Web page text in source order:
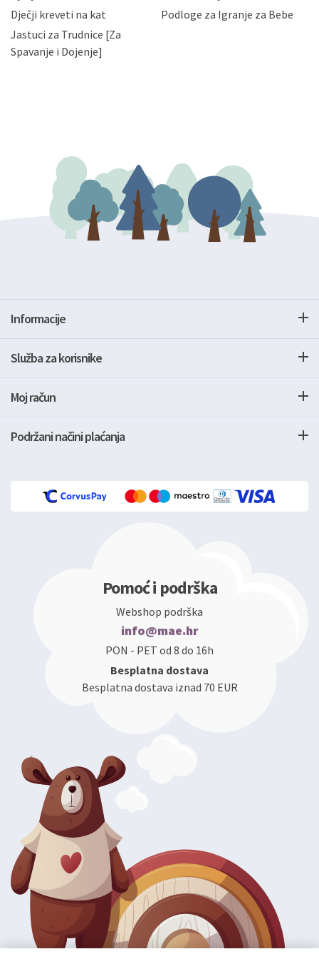
zatražiti prestanak aktivnosti obrade Vaših osobnih
podataka. Opoziv privole možete podnijeti poštom na
gore navedenu adresu ili e-mailom na adresu:
Dječji kreveti na kat
Podloge za Igranje za Bebe
Jastuci za Trudnice [Za
Spavanje i Dojenje]
Informacije
Služba za korisnike
Moj račun
Podržani načini plaćanja
Pomoć i podrška
Webshop podrška
info@mae.hr
PON - PET od 8 do 16h
Besplatna dostava
Besplatna dostava iznad 70 EUR